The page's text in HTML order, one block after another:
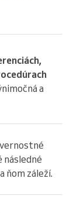
a
následné
ňom záleží.